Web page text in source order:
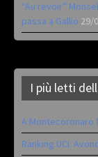
“Au revoir”
passa a Gallio 29/
I più letti
A Montecoronaro
Ranking UCI: